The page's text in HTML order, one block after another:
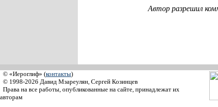
Автор разрешил
© «Иероглиф» (контакты)
© 1998-2026 Давид Мзареулян, Сергей Козинцев
Права на все работы, опубликованные на сайте, принадлежат их
авторам